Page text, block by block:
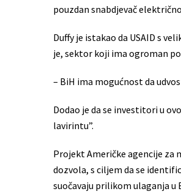
pouzdan snabdjevač
Duffy je istakao da USAID s
je, sektor koji ima ogroman
– BiH ima mogućnost da
Dodao je da se investitori u
lavirintu”.
Projekt Američke agencije za
dozvola, s ciljem da se
suočavaju prilikom ulaganja u